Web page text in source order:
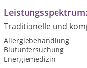
Leistungsspektrum:
Traditionelle und
Allergiebehandlung
Blutuntersuchung
Energiemedizin